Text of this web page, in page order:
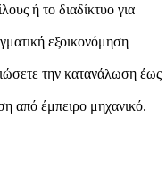
ή το διαδίκτυο για
εξοικονόμηση
την κατανάλωση έως
από έμπειρο μηχανικό.